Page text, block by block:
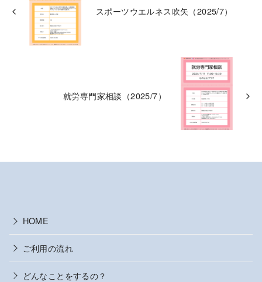
スポーツウエルネス吹矢（2025/7）
就労専門家相談（2025/7）
HOME
ご利用の流れ
どんなことをするの？